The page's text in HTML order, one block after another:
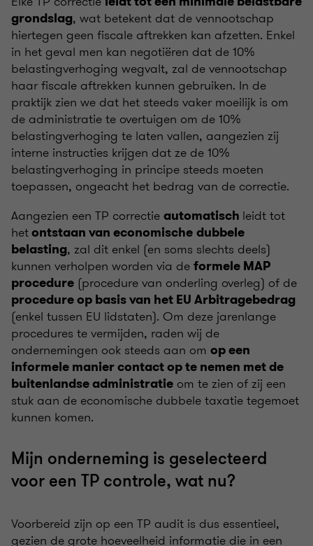
grondslag, wat betekent dat de vennootschap
hiertegen geen fiscale aftrekken kan afzetten. Enkel
in het geval men kan negotiëren dat de 10%
belastingverhoging wegvalt, zal de vennootschap
haar fiscale aftrekken kunnen gebruiken. In de
praktijk zien we dat het steeds vaker moeilijk is om
de administratie te overtuigen om de 10%
belastingverhoging te laten vallen, aangezien zij
interne instructies krijgen dat ze de 10%
belastingverhoging in principe steeds moeten
toepassen, ongeacht het bedrag van de correctie.
Aangezien een TP correctie automatisch leidt tot
hetontstaan van economische dubbele
belasting, zal dit enkel (en soms slechts deels)
kunnen verholpen worden via de formele MAP
procedure (procedure van onderling overleg) of de
procedure op basis van het EU Arbitragebedrag
(enkel tussen EU lidstaten). Om deze jarenlange
procedures te vermijden, raden wij de
ondernemingen ook steeds aan om op een
informele manier contact op te nemen met de
buitenlandse administratie om te zien of zij een
stuk aan de economische dubbele taxatie tegemoet
kunnen komen.
Mijn onderneming is geselecteerd
voor een TP controle, wat nu?
Voorbereid zijn op een TP audit is dus essentieel,
gezien de grote hoeveelheid informatie die in een